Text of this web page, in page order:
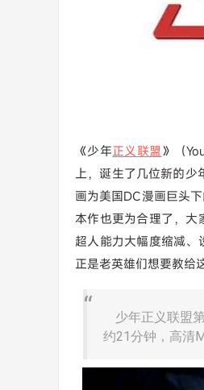
《少年正义联盟》（
上，诞生了几位新的少
画为美国DC漫画巨头下
本作也更为合理了，大
超人能力大幅度缩减、
正是老英雄们想要教给
少年正义联盟
约21分钟，高清